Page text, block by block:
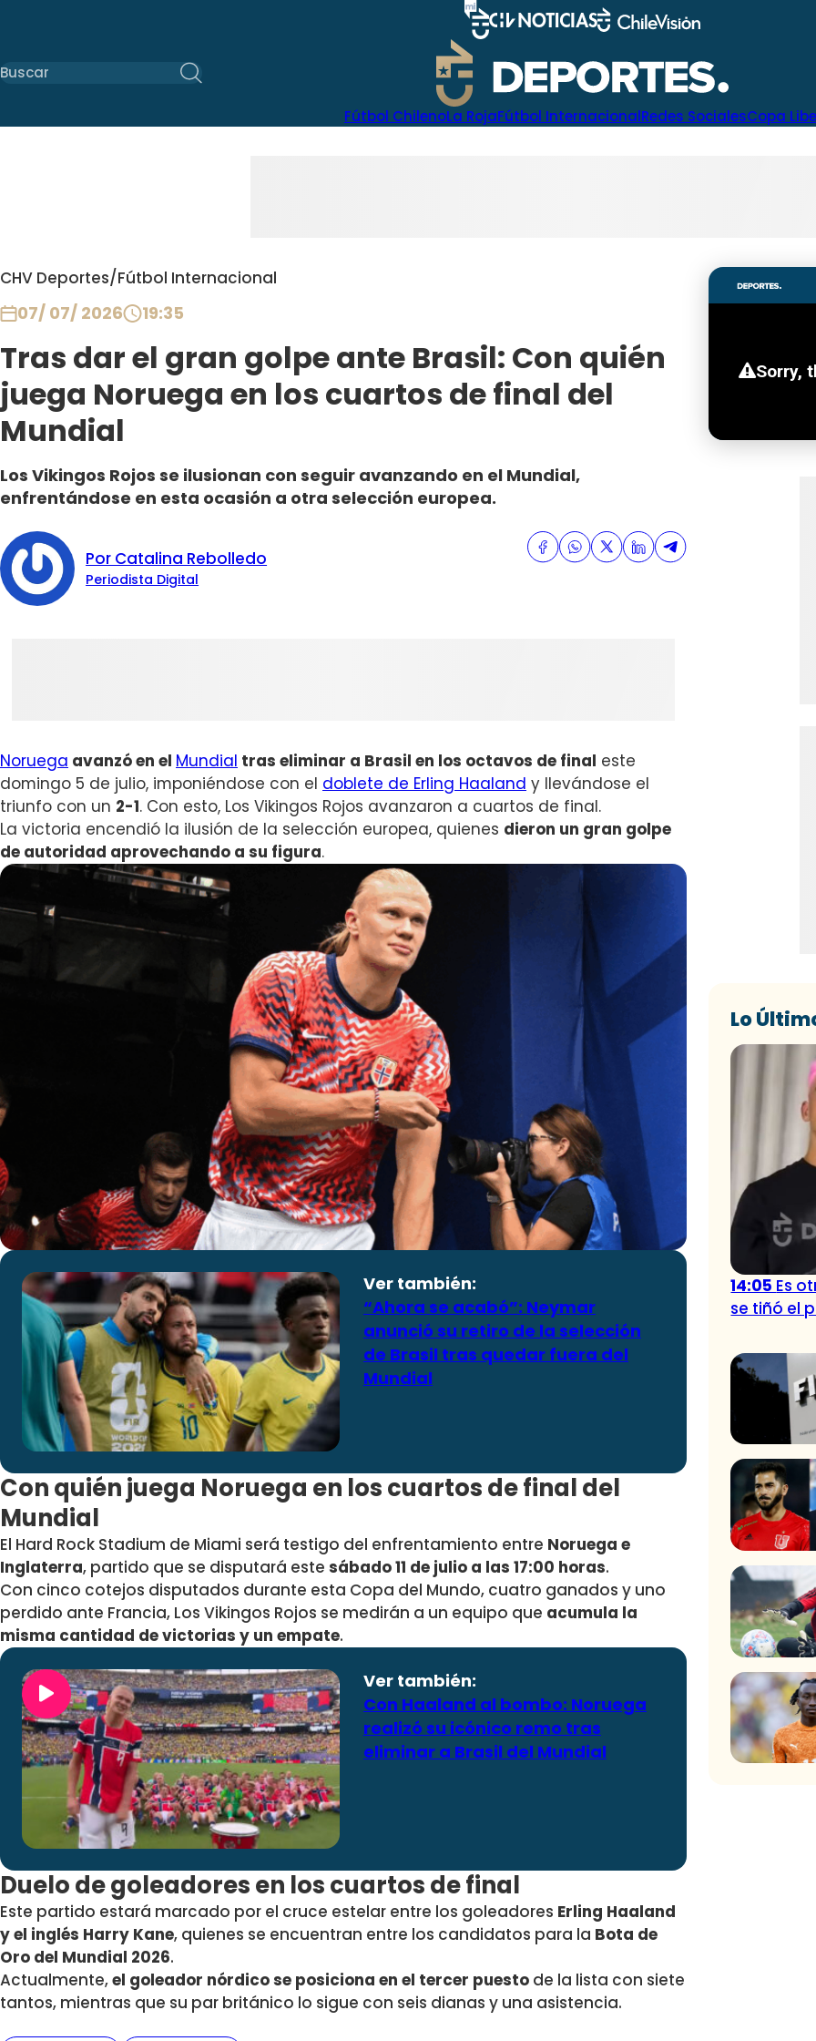
Fútbol ChilenoLa RojaFútbol InternacionalRedes SocialesCopa
CHV Deportes/Fútbol Internacional
07/ 07/ 2026 19:35
Tras dar el gran golpe ante Brasil: Con quién
juega Noruega en los cuartos de final del
Mundial
Los Vikingos Rojos se ilusionan con seguir avanzando en el Mundial,
enfrentándose en esta ocasión a otra selección europea.
Por Catalina Rebolledo
Periodista Digital
Noruega avanzó en el Mundial tras eliminar a Brasil en los octavos de final este
domingo 5 de julio, imponiéndose con el doblete de Erling Haaland y llevándose el
triunfo con un 2-1. Con esto, Los Vikingos Rojos avanzaron a cuartos de final.
La victoria encendió la ilusión de la selección europea, quienes dieron un gran golpe
de autoridad aprovechando a su figura.
Ver también:
“Ahora se acabó”: Neymar
anunció su retiro de la selección
de Brasil tras quedar fuera del
Mundial
Con quién juega Noruega en los cuartos de final del
Mundial
El Hard Rock Stadium de Miami será testigo del enfrentamiento entre Noruega e
Inglaterra, partido que se disputará este sábado 11 de julio a las 17:00 horas.
Con cinco cotejos disputados durante esta Copa del Mundo, cuatro ganados y uno
perdido ante Francia, Los Vikingos Rojos se medirán a un equipo que acumula la
misma cantidad de victorias y un empate.
Ver también:
Con Haaland al bombo: Noruega
realizó su icónico remo tras
eliminar a Brasil del Mundial
Duelo de goleadores en los cuartos de final
Este partido estará marcado por el cruce estelar entre los goleadores Erling Haaland
y el inglés Harry Kane, quienes se encuentran entre los candidatos para la Bota de
Oro del Mundial 2026.
Actualmente,el goleador nórdico se posiciona en el tercer puesto de la lista con siete
tantos, mientras que su par británico lo sigue con seis dianas y una asistencia.
Lo
14:05 Es
se tiñó el